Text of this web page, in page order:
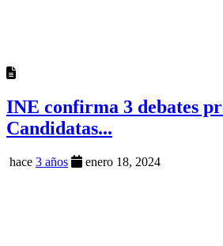
INE confirma 3 debates
Candidatas...
hace 3 años enero 18, 2024